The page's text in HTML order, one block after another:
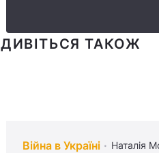
ДИВІТЬСЯ ТАКОЖ
Війна в Україні Наталія